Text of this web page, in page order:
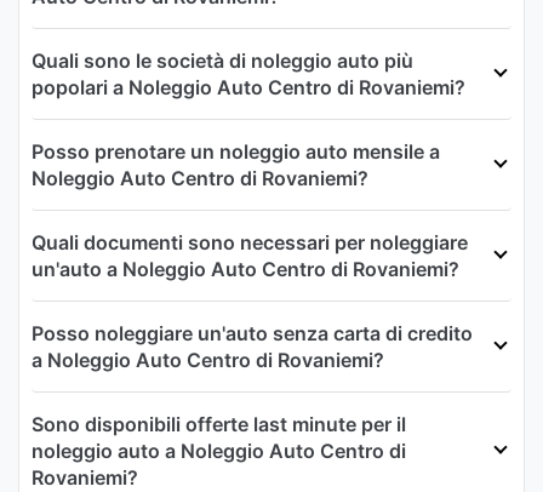
Quali sono le società di noleggio auto più
popolari a Noleggio Auto Centro di Rovaniemi?
Posso prenotare un noleggio auto mensile a
Noleggio Auto Centro di Rovaniemi?
Quali documenti sono necessari per noleggiare
un'auto a Noleggio Auto Centro di Rovaniemi?
Posso noleggiare un'auto senza carta di credito
a Noleggio Auto Centro di Rovaniemi?
Sono disponibili offerte last minute per il
noleggio auto a Noleggio Auto Centro di
Rovaniemi?